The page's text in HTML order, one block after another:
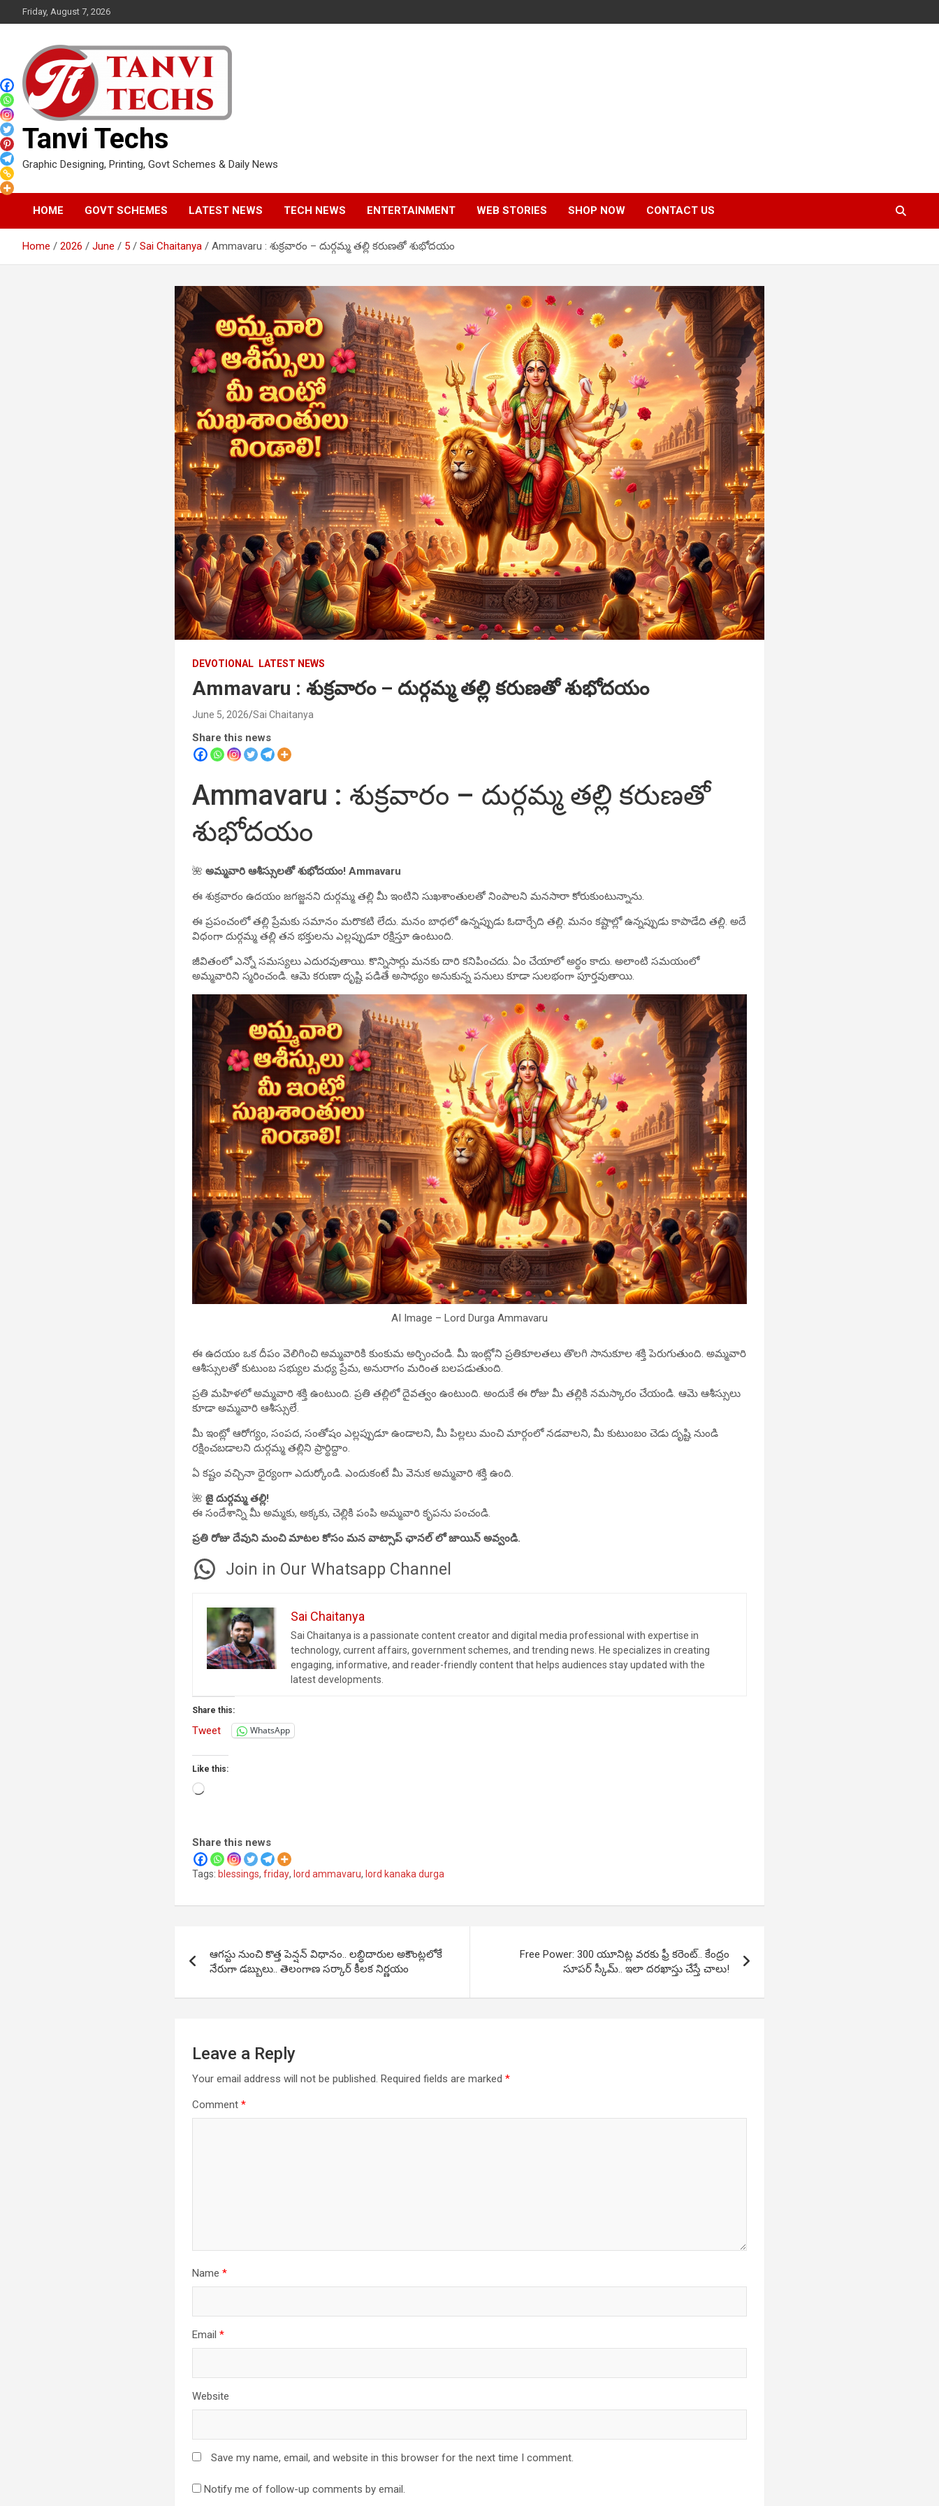
to
Friday, August 7, 2026
Tanvi Techs
Graphic Designing, Printing, Govt Schemes & Daily News
HOME GOVT SCHEMES LATEST NEWS TECH NEWS ENTERTAINMENT WEB STORIES SHOP NOW CONTACT US
Home 2026 June 5 Sai Chaitanya Ammavaru : శుక్రవారం – దుర్గమ్మ తల్లి కరుణతో శుభోదయం
DEVOTIONAL LATEST NEWS
Ammavaru : శుక్రవారం – దుర్గమ్మ తల్లి కరుణతో శుభోదయం
June 5, 2026 Sai Chaitanya
Share this news
Ammavaru : శుక్రవారం – దుర్గమ్మ తల్లి కరుణతో
శుభోదయం
🌺అమ్మవారి ఆశీస్సులతో శుభోదయం! Ammavaru
ఈ శుక్రవారం ఉదయం జగజ్జనని దుర్గమ్మ తల్లి మీ ఇంటిని సుఖశాంతులతో నింపాలని మనసారా కోరుకుంటున్నాను.
ఈ ప్రపంచంలో తల్లి ప్రేమకు సమానం మరొకటి లేదు. మనం బాధలో ఉన్నప్పుడు ఓదార్చేది తల్లి. మనం కష్టాల్లో ఉన్నప్పుడు కాపాడేది తల్లి. అదే
విధంగా దుర్గమ్మ తల్లి తన భక్తులను ఎల్లప్పుడూ రక్షిస్తూ ఉంటుంది.
జీవితంలో ఎన్నో సమస్యలు ఎదురవుతాయి. కొన్నిసార్లు మనకు దారి కనిపించదు. ఏం చేయాలో అర్థం కాదు. అలాంటి సమయంలో
అమ్మవారిని స్మరించండి. ఆమె కరుణా దృష్టి పడితే అసాధ్యం అనుకున్న పనులు కూడా సులభంగా పూర్తవుతాయి.
AI Image – Lord Durga Ammavaru
ఈ ఉదయం ఒక దీపం వెలిగించి అమ్మవారికి కుంకుమ అర్చించండి. మీ ఇంట్లోని ప్రతికూలతలు తొలగి సానుకూల శక్తి పెరుగుతుంది. అమ్మవారి
ఆశీస్సులతో కుటుంబ సభ్యుల మధ్య ప్రేమ, అనురాగం మరింత బలపడుతుంది.
ప్రతి మహిళలో అమ్మవారి శక్తి ఉంటుంది. ప్రతి తల్లిలో దైవత్వం ఉంటుంది. అందుకే ఈ రోజు మీ తల్లికి నమస్కారం చేయండి. ఆమె ఆశీస్సులు
కూడా అమ్మవారి ఆశీస్సులే.
మీ ఇంట్లో ఆరోగ్యం, సంపద, సంతోషం ఎల్లప్పుడూ ఉండాలని, మీ పిల్లలు మంచి మార్గంలో నడవాలని, మీ కుటుంబం చెడు దృష్టి నుండి
రక్షించబడాలని దుర్గమ్మ తల్లిని ప్రార్థిద్దాం.
ఏ కష్టం వచ్చినా ధైర్యంగా ఎదుర్కోండి. ఎందుకంటే మీ వెనుక అమ్మవారి శక్తి ఉంది.
🌺జై దుర్గమ్మ తల్లి!
ఈ సందేశాన్ని మీ అమ్మకు, అక్కకు, చెల్లికి పంపి అమ్మవారి కృపను పంచండి.
ప్రతి రోజు దేవుని మంచి మాటల కోసం మన వాట్సాప్ ఛానల్ లో జాయిన్ అవ్వండి.
Join in Our Whatsapp Channel
Sai Chaitanya
Sai Chaitanya is a passionate content creator and digital media professional with expertise in
technology, current affairs, government schemes, and trending news. He specializes in creating
engaging, informative, and reader-friendly content that helps audiences stay updated with the
latest developments.
Share this:
Tweet WhatsApp
Like this:
Loading…
Share this news
Tags: blessings,friday, lord ammavaru, lord kanaka durga
navigation
ఆగస్టు నుంచి కొత్త పెన్షన్ విధానం.. లబ్ధిదారుల అకౌంట్లలోకే
నేరుగా డబ్బులు.. తెలంగాణ సర్కార్ కీలక నిర్ణయం
Free Power: 300 యూనిట్ల వరకు ఫ్రీ కరెంట్.. కేంద్రం
సూపర్ స్కీమ్.. ఇలా దరఖాస్తు చేస్తే చాలు!
Leave a Reply
Your email address will not be published. Required fields are marked*
Comment*
Name*
Email*
Website
Save my name, email, and website in this browser for the next time I comment.
Notify me of follow-up comments by email.